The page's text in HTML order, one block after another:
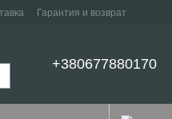
Гарантия и возврат
+380677880170